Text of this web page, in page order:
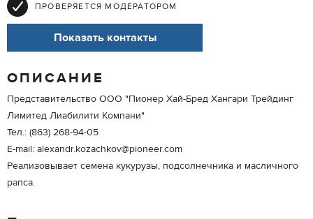
ПРОВЕРЯЕТСЯ МОДЕРАТОРОМ
Показать контакты
ОПИСАНИЕ
Представительство ООО "Пионер Хай-Бред Хангари Трейдинг
Лимитед Лиабилити Компани"
Тел.: (863) 268-94-05
E-mail: alexandr.kozachkov@pioneer.com
Реализовывает семена кукурузы, подсолнечника и масличного
рапса.